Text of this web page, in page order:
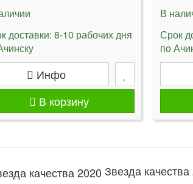
доставки: 8-10 рабочих дня
Инфо
В корзину
В
Срок
по
Звезда качества